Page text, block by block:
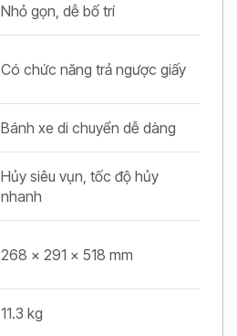
Nhỏ gọn, dễ bố trí
Có chức năng trả ngược giấy
Bánh xe di chuyển dễ dàng
Hủy siêu vụn, tốc độ hủy
nhanh
268 x 291 x 518 mm
11.3 kg